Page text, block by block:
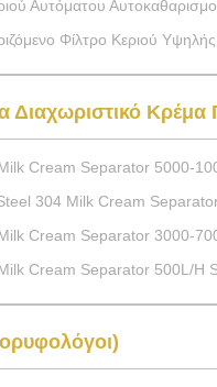
Αυτοκαθαρισμού Υψηλής
Φίλτρο Κεριού Υψηλής
Διαχωριστικό Κρέμα
Cream Separator 5000-
304 Milk Cream
Cream Separator 3000-
Cream Separator 500L/H